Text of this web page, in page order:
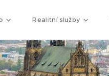
Realitní služby